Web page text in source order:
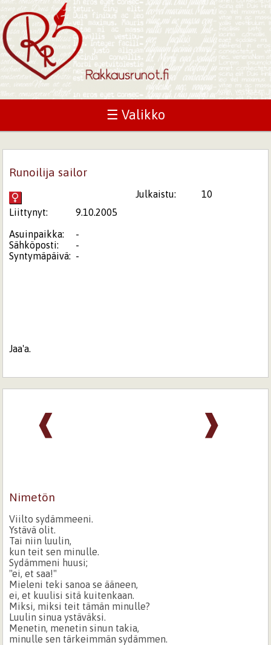
☰ Valikko
Runoilija sailor
Julkaistu:
10
Liittynyt:
9.10.2005
Asuinpaikka:
-
Sähköposti:
-
Syntymäpäivä: -
Jaa'a.
❱
❰
Nimetön
Viilto sydämmeeni.
Ystävä olit.
Tai niin luulin,
kun teit sen minulle.
Sydämmeni huusi;
"ei, et saa!"
Mieleni teki sanoa se ääneen,
ei, et kuulisi sitä kuitenkaan.
Miksi, miksi teit tämän minulle?
Luulin sinua ystäväksi.
Menetin, menetin sinun takia,
minulle sen tärkeimmän sydämmen.